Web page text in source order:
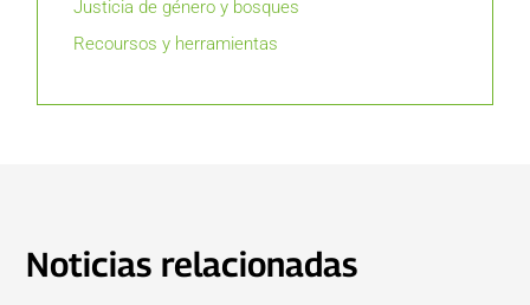
Justicia de género y bosques
Recoursos y herramientas
Noticias relacionadas